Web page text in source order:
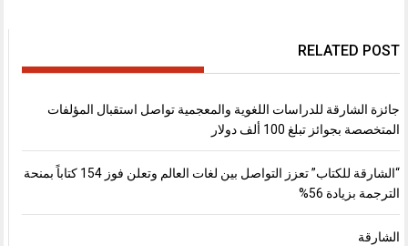
RELATED POST
جائزة الشارقة للدراسات اللغوية والمعجمية تواصل استقبال المؤلفات
المتخصصة بجوائز تبلغ 100 ألف دولار
“الشارقة للكتاب” تعزز التواصل بين لغات العالم وتعلن فوز 154 كتاباً بمنحة
الترجمة بزيادة 56%
الشارقة